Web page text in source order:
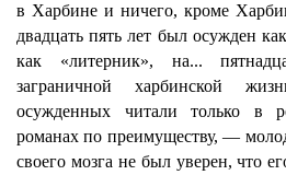
в Харбине и ничего, кроме
двадцать пять лет был осужден
как «литерник», на...
заграничной харбинской
осужденных читали только в
романах по преимуществу, —
своего мозга не был уверен, что